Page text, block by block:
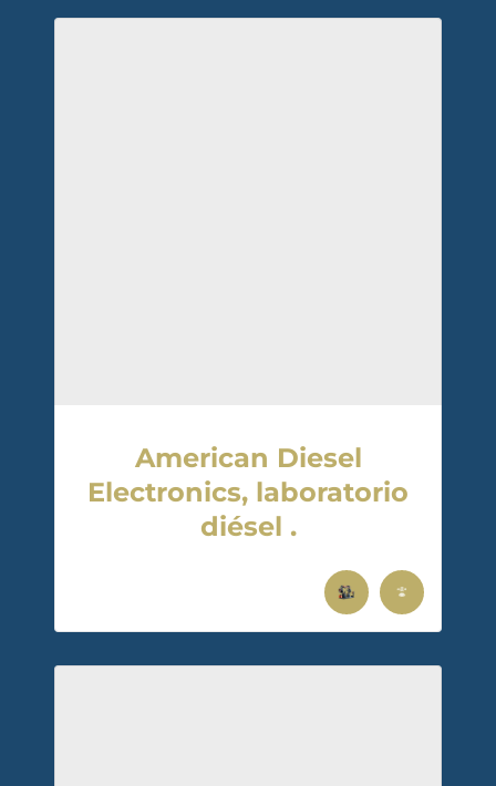
American Diesel
Electronics, laboratorio
diésel .